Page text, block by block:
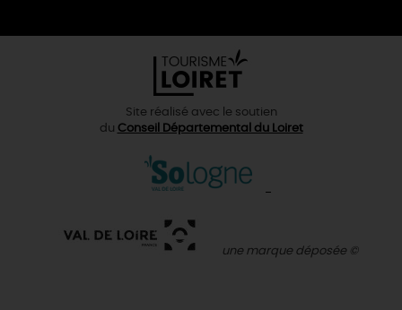
Site réalisé avec le soutien
du Conseil Départemental du Loiret
une marque déposée ©